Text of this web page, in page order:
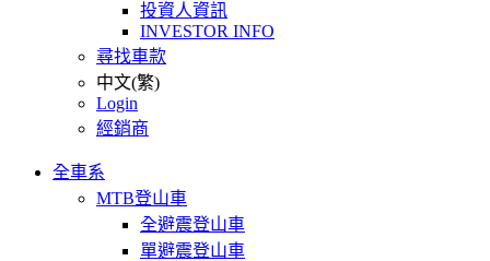
投資人資訊
INVESTOR INFO
尋找車款
中文(繁)
Login
經銷商
全車系
MTB登山車
全避震登山車
單避震登山車